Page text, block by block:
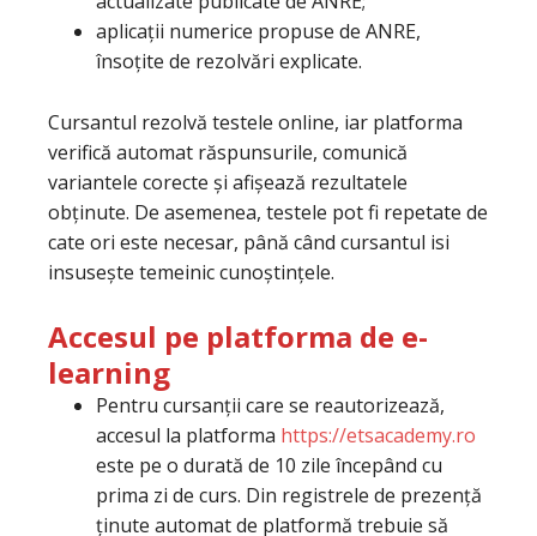
aplicații numerice propuse de ANRE,
însoțite de rezolvări explicate.
Cursantul rezolvă testele online, iar platforma
verifică automat răspunsurile, comunică
variantele corecte și afișează rezultatele
obținute. De asemenea, testele pot fi repetate de
cate ori este necesar, până când cursantul isi
insusește temeinic cunoștințele.
Accesul pe platforma de e-
learning
Pentru cursanții care se reautorizează,
accesul la platforma https://etsacademy.ro
este pe o durată de 10 zile începând cu
prima zi de curs. Din registrele de prezență
ținute automat de platformă trebuie să